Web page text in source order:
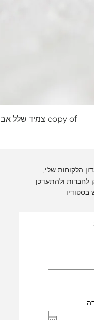
copy of צמיד שלל אבני חן כחולות בשילוב חרוזי זהב 14 קראט
הלקוחות שלי,
לחברות ולהתעדכן